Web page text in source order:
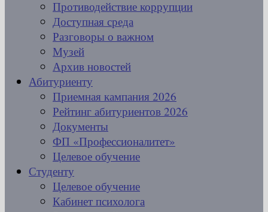
Противодействие коррупции
Доступная среда
Разговоры о важном
Музей
Архив новостей
Абитуриенту
Приемная кампания 2026
Рейтинг абитуриентов 2026
Документы
ФП «Профессионалитет»
Целевое обучение
Студенту
Целевое обучение
Кабинет психолога